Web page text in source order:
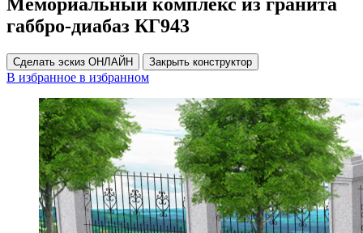
Мемориальный комплекс из гранита
габбро-диабаз КГ943
Сделать эскиз ОНЛАЙН Закрыть конструктор
В избранное в избранном